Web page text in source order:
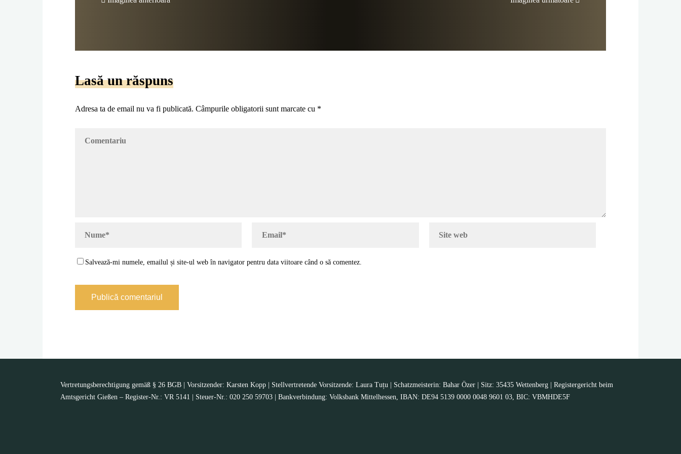
Lasă un răspuns
Adresa ta de email nu va fi publicată. Câmpurile obligatorii sunt marcate cu *
Salvează-mi numele, emailul și site-ul web în navigator pentru data viitoare când o să comentez.
Vertretungsberechtigung gemäß § 26 BGB | Vorsitzender: Karsten Kopp | Stellvertretende Vorsitzende: Laura Tuțu | Schatzmeisterin: Bahar Özer | Sitz: 35435 Wettenberg | Registergericht beim
Amtsgericht Gießen – Register-Nr.: VR 5141 | Steuer-Nr.: 020 250 59703 | Bankverbindung: Volksbank Mittelhessen, IBAN: DE94 5139 0000 0048 9601 03, BIC: VBMHDE5F